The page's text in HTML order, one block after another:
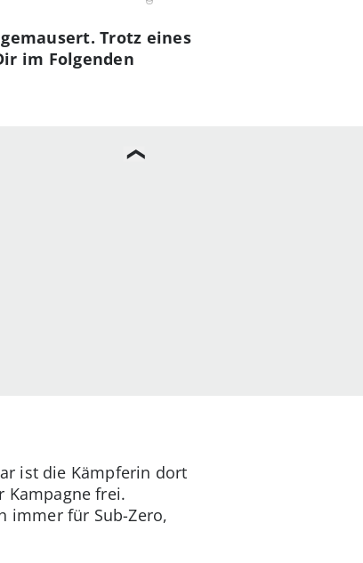
Trotz eines
im Folgenden
ist die Kämpferin dort
Kampagne frei.
immer für Sub-Zero,